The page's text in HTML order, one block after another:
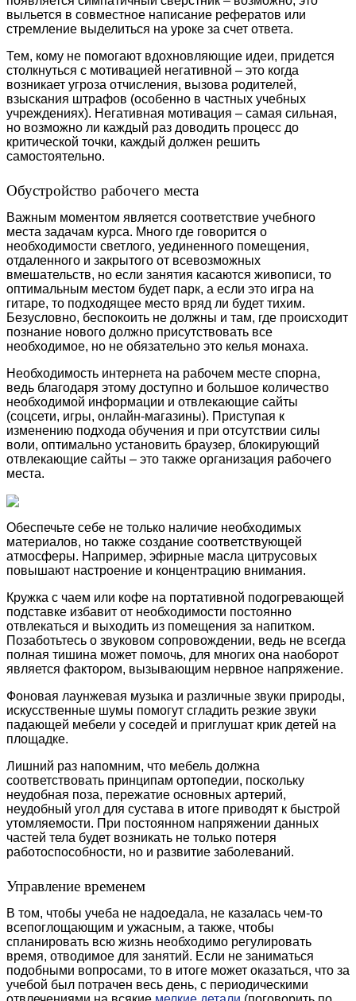
выльется в совместное написание рефератов или
стремление выделиться на уроке за счет ответа.
Тем, кому не помогают вдохновляющие идеи, придется
столкнуться с мотивацией негативной – это когда
возникает угроза отчисления, вызова родителей,
взыскания штрафов (особенно в частных учебных
учреждениях). Негативная мотивация – самая сильная,
но возможно ли каждый раз доводить процесс до
критической точки, каждый должен решить
самостоятельно.
Обустройство рабочего места
Важным моментом является соответствие учебного
места задачам курса. Много где говорится о
необходимости светлого, уединенного помещения,
отдаленного и закрытого от всевозможных
вмешательств, но если занятия касаются живописи, то
оптимальным местом будет парк, а если это игра на
гитаре, то подходящее место вряд ли будет тихим.
Безусловно, беспокоить не должны и там, где происходит
познание нового должно присутствовать все
необходимое, но не обязательно это келья монаха.
Необходимость интернета на рабочем месте спорна,
ведь благодаря этому доступно и большое количество
необходимой информации и отвлекающие сайты
(соцсети, игры, онлайн-магазины). Приступая к
изменению подхода обучения и при отсутствии силы
воли, оптимально установить браузер, блокирующий
отвлекающие сайты – это также организация рабочего
места.
Обеспечьте себе не только наличие необходимых
материалов, но также создание соответствующей
атмосферы. Например, эфирные масла цитрусовых
повышают настроение и концентрацию внимания.
Кружка с чаем или кофе на портативной подогревающей
подставке избавит от необходимости постоянно
отвлекаться и выходить из помещения за напитком.
Позаботьтесь о звуковом сопровождении, ведь не всегда
полная тишина может помочь, для многих она наоборот
является фактором, вызывающим нервное напряжение.
Фоновая лаунжевая музыка и различные звуки природы,
искусственные шумы помогут сгладить резкие звуки
падающей мебели у соседей и приглушат крик детей на
площадке.
Лишний раз напомним, что мебель должна
соответствовать принципам ортопедии, поскольку
неудобная поза, пережатие основных артерий,
неудобный угол для сустава в итоге приводят к быстрой
утомляемости. При постоянном напряжении данных
частей тела будет возникать не только потеря
работоспособности, но и развитие заболеваний.
Управление временем
В том, чтобы учеба не надоедала, не казалась чем-то
всепоглощающим и ужасным, а также, чтобы
спланировать всю жизнь необходимо регулировать
время, отводимое для занятий. Если не заниматься
подобными вопросами, то в итоге может оказаться, что за
учебой был потрачен весь день, с периодическими